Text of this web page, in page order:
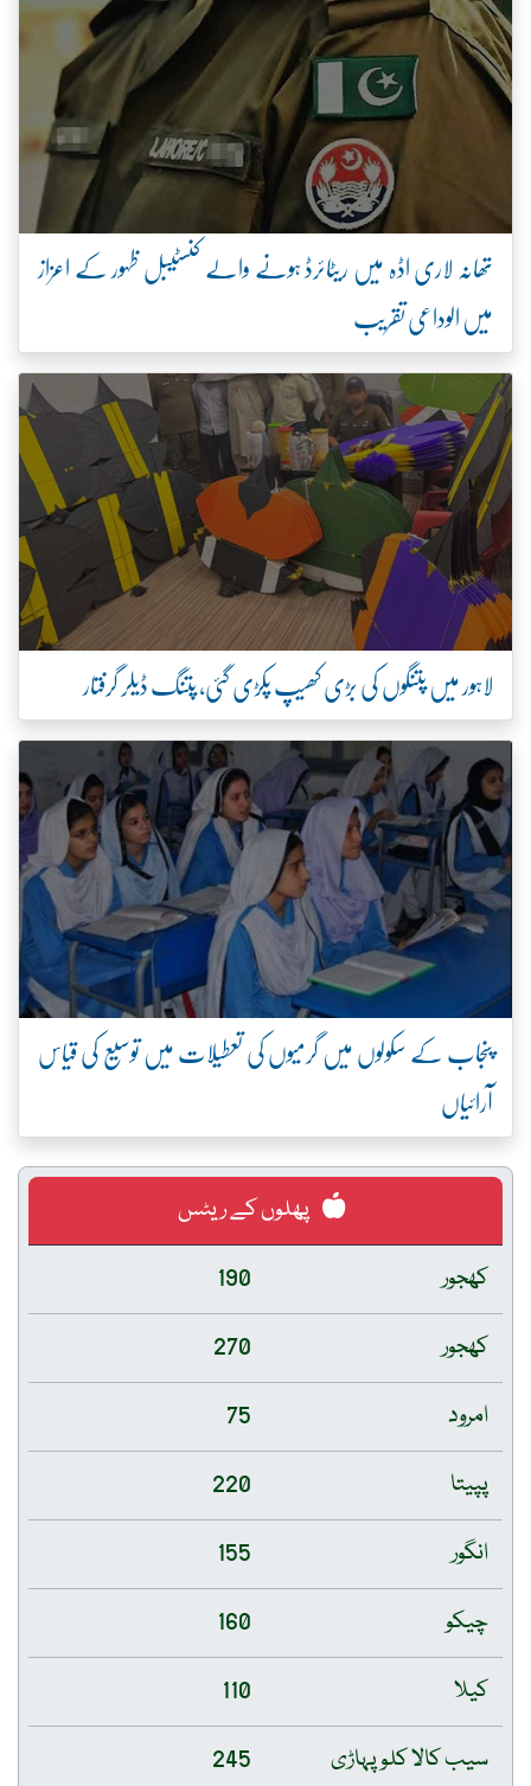
تھانہ لاری اڈہ میں ریٹائرڈ ہونے والے کنسٹیبل ظہور کے اعزاز
میں الوداعی تقریب
لاہور میں پتنگوں کی بڑی کھیپ پکڑی گئی، پتنگ ڈیلر گرفتار
پنجاب کے سکولوں میں گرمیوں کی تعطیلات میں توسیع کی قیاس
آرائیاں
پھلوں کے ریٹس
کھجور
190
کھجور
270
امرود
75
پپیتا
220
انگور
155
چیکو
160
کیلا
110
سیب کالا کلو پہاڑی
245